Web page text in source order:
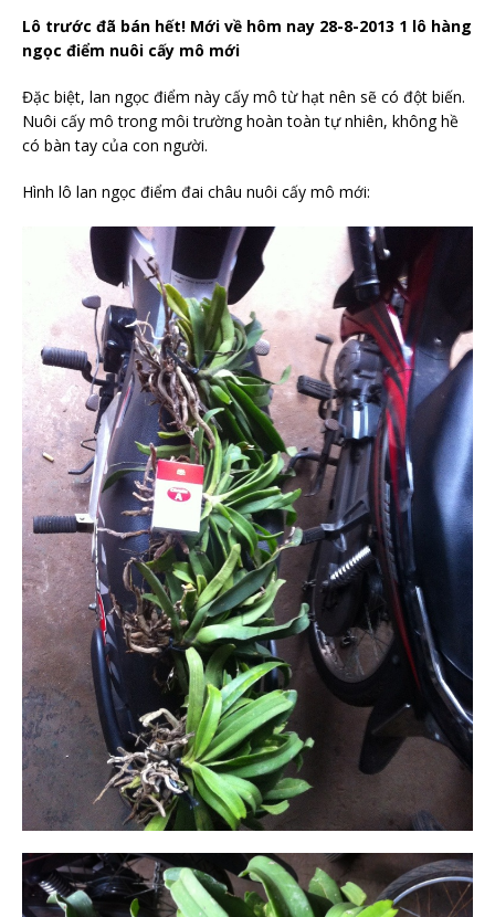
Lô trước đã bán hết! Mới về hôm nay 28-8-2013 1 lô hàng
ngọc điểm nuôi cấy mô mới
Đặc biệt, lan ngọc điểm này cấy mô từ hạt nên sẽ có đột biến.
Nuôi cấy mô trong môi trường hoàn toàn tự nhiên, không hề
có bàn tay của con người.
Hình lô lan ngọc điểm đai châu nuôi cấy mô mới: